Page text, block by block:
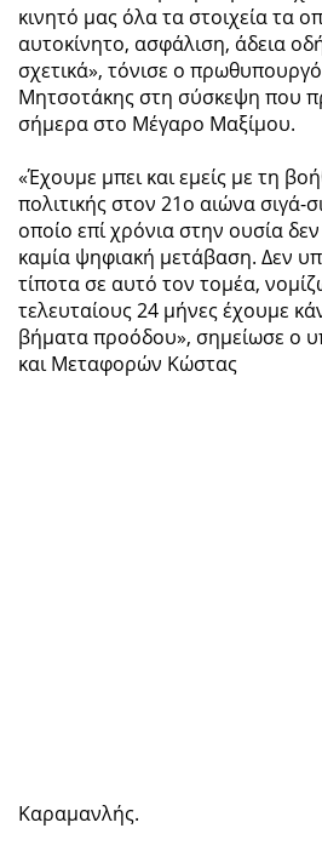
κινητό μας όλα τα στοιχεία τα
αυτοκίνητο, ασφάλιση, άδεια
σχετικά», τόνισε ο
Μητσοτάκης στη σύσκεψη που
σήμερα στο Μέγαρο Μαξίμου.
«Έχουμε μπει και εμείς με τη
πολιτικής στον 21ο αιώνα σιγά-
οποίο επί χρόνια στην ουσία
καμία ψηφιακή μετάβαση. Δεν
τίποτα σε αυτό τον τομέα,
τελευταίους 24 μήνες έχουμε
βήματα προόδου», σημείωσε ο
και Μεταφορών Κώστας
Καραμανλής.